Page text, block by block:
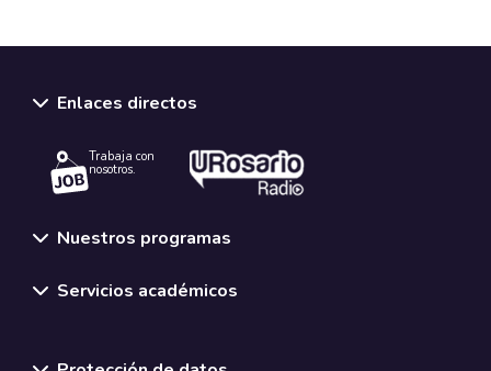
Enlaces directos
Trabaja con
nosotros.
Nuestros programas
Servicios académicos